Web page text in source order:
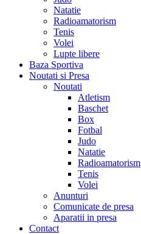
Natatie
Radioamatorism
Tenis
Volei
Lupte libere
Baza Sportiva
Noutati si Presa
Noutati
Atletism
Baschet
Box
Fotbal
Judo
Natatie
Radioamatorism
Tenis
Volei
Anunturi
Comunicate de presa
Aparatii in presa
Contact